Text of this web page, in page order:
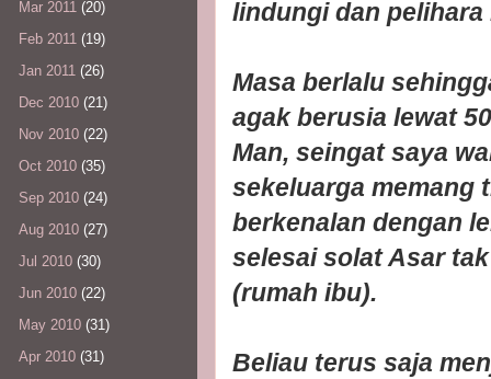
lindungi dan
Masa berlalu
agak berusia lewat
Man, seingat saya
sekeluarga memang
berkenalan dengan
selesai solat Asar
(rumah ibu).
Beliau terus saja
Mar 2011 (20)
Feb 2011 (19)
Jan 2011 (26)
Dec 2010 (21)
Nov 2010 (22)
Oct 2010 (35)
Sep 2010 (24)
Aug 2010 (27)
Jul 2010 (30)
Jun 2010 (22)
May 2010 (31)
Apr 2010 (31)